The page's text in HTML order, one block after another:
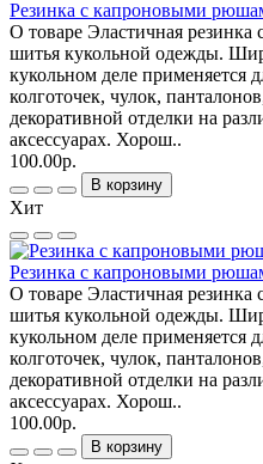
Резинка с капроновыми
О товаре Эластичная
шитья кукольной одежды.
кукольном деле применяется
колготочек, чулок,
декоративной отделки на
аксессуарах. Хорош..
100.00р.
В корзину
Хит
Резинка с капроновыми
О товаре Эластичная
шитья кукольной одежды.
кукольном деле применяется
колготочек, чулок,
декоративной отделки на
аксессуарах. Хорош..
100.00р.
В корзину